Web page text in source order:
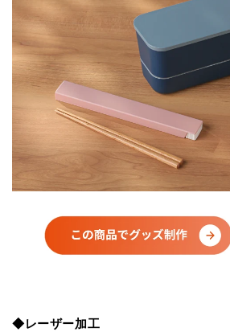
◆レーザー加工